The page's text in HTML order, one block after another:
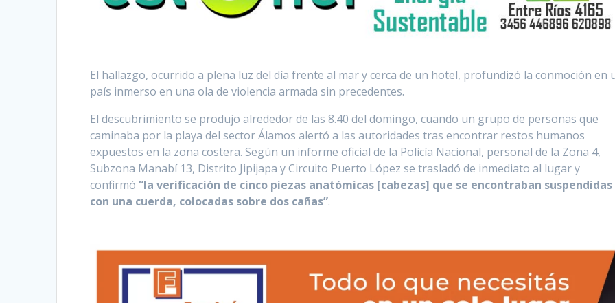
El hallazgo, ocurrido a plena luz del día frente al mar y cerca de un hotel, profundizó la conmoción en
país inmerso en una ola de violencia armada sin precedentes.
El descubrimiento se produjo alrededor de las 8.40 del domingo, cuando un grupo de personas que
caminaba por la playa del sector Álamos alertó a las autoridades tras encontrar restos humanos
expuestos en la zona costera. Según un informe oficial de la Policía Nacional, personal de la Zona 4,
Subzona Manabí 13, Distrito Jipijapa y Circuito Puerto López se trasladó de inmediato al lugar y
confirmó“la verificación de cinco piezas anatómicas [cabezas] que se encontraban suspendidas
con una cuerda, colocadas sobre dos cañas”.